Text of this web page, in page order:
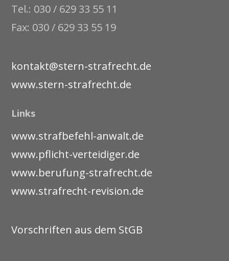
Tel.: 030 / 629 33 55 11
Fax: 030 / 629 33 55 19
kontakt@stern-strafrecht.de
www.stern-strafrecht.de
Links
www.strafbefehl-anwalt.de
www.pflicht-verteidiger.de
www.berufung-strafrecht.de
www.strafrecht-revision.de
Vorschriften aus dem StGB